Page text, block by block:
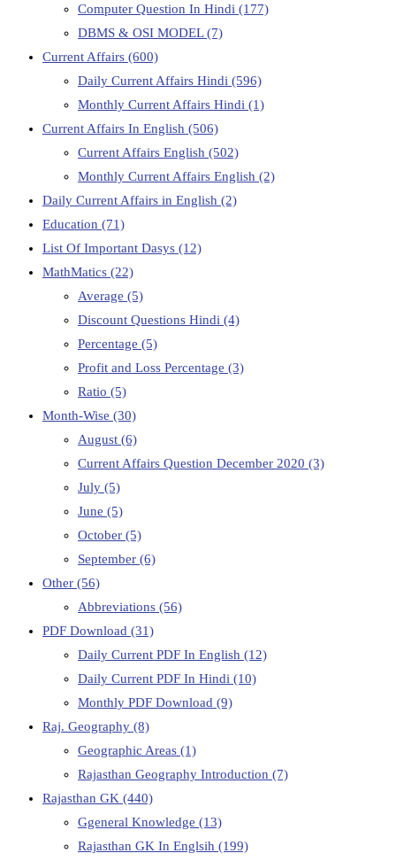
Computer Question In Hindi (177)
DBMS & OSI MODEL(7)
Current Affairs (600)
Daily Current Affairs Hindi (596)
Monthly Current Affairs Hindi (1)
Current Affairs In English (506)
Current Affairs English (502)
Monthly Current Affairs English (2)
Daily Current Affairs in English (2)
Education (71)
List Of Important Dasys (12)
MathMatics (22)
Average (5)
Discount Questions Hindi (4)
Percentage (5)
Profit and Loss Percentage (3)
Ratio (5)
Month-Wise (30)
August (6)
Current Affairs Question December 2020 (3)
July (5)
June (5)
October (5)
September (6)
Other (56)
Abbreviations (56)
PDF Download (31)
Daily Current PDF In English (12)
Daily Current PDF In Hindi (10)
Monthly PDF Download (9)
Raj. Geography (8)
Geographic Areas (1)
Rajasthan Geography Introduction (7)
Rajasthan GK (440)
Ggeneral Knowledge (13)
Rajasthan GK In Englsih (199)